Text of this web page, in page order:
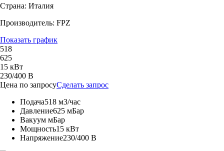
Страна: Италия
Производитель: FPZ
Показать график
518
625
15 кВт
230/400 В
Цена по запросуСделать запрос
Подача518 м3/час
Давление625 мБар
Вакуум мБар
Мощность15 кВт
Напряжение230/400 В